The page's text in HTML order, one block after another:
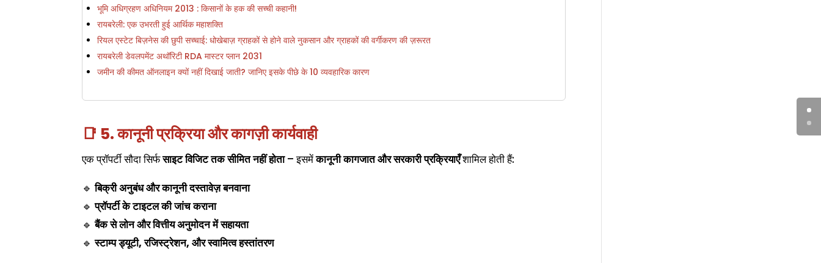
भूमि अधिग्रहण अधिनियम 2013 : किसानों के हक की सच्ची कहानी!
रायबरेली: एक उभरती हुई आर्थिक महाशक्ति
रियल एस्टेट बिज़नेस की छुपी सच्चाई: धोखेबाज़ ग्राहकों से होने वाले नुकसान और ग्राहकों की वर्गीकरण की ज़रूरत
रायबरेली डेवलपमेंट अथॉरिटी RDA मास्टर प्लान 2031
जमीन की कीमत ऑनलाइन क्यों नहीं दिखाई जाती? जानिए इसके पीछे के 10 व्यवहारिक कारण
📑 5. कानूनी प्रक्रिया और कागज़ी कार्यवाही
एक प्रॉपर्टी सौदा सिर्फसाइट विजिट तक सीमित नहीं होता– इसमेंकानूनी कागजात और सरकारी प्रक्रियाएँशामिल होती हैं:
🔹बिक्री अनुबंध और कानूनी दस्तावेज़ बनवाना
🔹प्रॉपर्टी के टाइटल की जांच कराना
🔹बैंक से लोन और वित्तीय अनुमोदन में सहायता
🔹स्टाम्प ड्यूटी, रजिस्ट्रेशन, और स्वामित्व हस्तांतरण